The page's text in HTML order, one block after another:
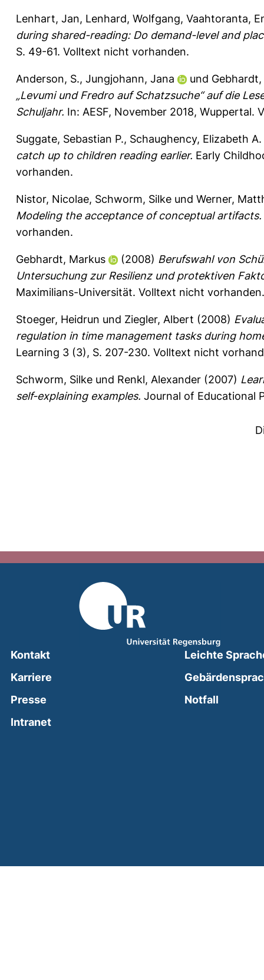
Lenhart, Jan, Lenhard, Wolfgang, Vaahtoranta,
during shared-reading: Do demand-level and
S. 49-61. Volltext nicht vorhanden.
Anderson, S., Jungjohann, Jana und
„Levumi und Fredro auf Schatzsuche“ auf die
Schuljahr. In: AESF, November 2018, Wuppertal.
Suggate, Sebastian P., Schaughency, Elizabeth A.
catch up to children reading earlier. Early
vorhanden.
Nistor, Nicolae, Schworm, Silke und Werner,
Modeling the acceptance of conceptual artifacts.
vorhanden.
Gebhardt, Markus (2008) Berufswahl von
Untersuchung zur Resilienz und protektiven
Maximilians-Universität. Volltext nicht vorhanden.
Stoeger, Heidrun und Ziegler, Albert (2008)
regulation in time management tasks during
Learning 3 (3), S. 207-230. Volltext nicht
Schworm, Silke und Renkl, Alexander (2007)
self-explaining examples. Journal of Educational
Kontakt
Karriere
Presse
Intranet(external link, opens in a new window)
Leichte
Notfall